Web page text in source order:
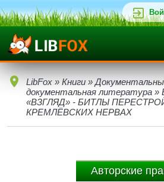
LibFox » Книги »
документальная литература »
«ВЗГЛЯД» - БИТЛЫ
КРЕМЛЁВСКИХ НЕРВАХ
Авторские